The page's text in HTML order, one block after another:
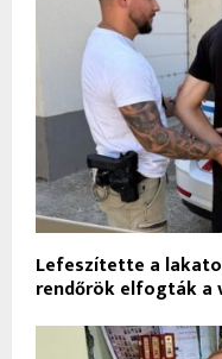
Lefeszítette a
rendőrök elfogták a